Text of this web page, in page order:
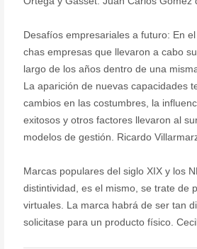
Desafíos empresariales a futuro: En
chas empresas que llevaron a cabo
largo de los años dentro de una
La aparición de nuevas capacidades
cambios en las costumbres, la
exitosos y otros factores llevaron al
modelos de gestión. Ricardo
Marcas populares del siglo XIX y los
distintividad, es el mismo, se trate de
virtuales. La marca habrá de ser tan
solicitase para un producto físico.